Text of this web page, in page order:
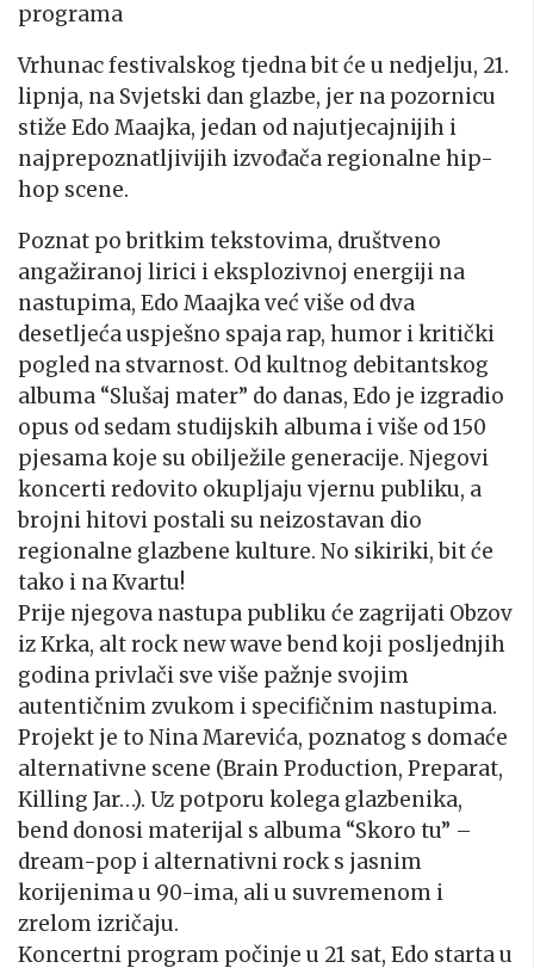
programa
Vrhunac festivalskog tjedna bit će u nedjelju, 21.
lipnja, na Svjetski dan glazbe, jer na pozornicu
stiže Edo Maajka, jedan od najutjecajnijih i
najprepoznatljivijih izvođača regionalne hip-
hop scene.
Poznat po britkim tekstovima, društveno
angažiranoj lirici i eksplozivnoj energiji na
nastupima, Edo Maajka već više od dva
desetljeća uspješno spaja rap, humor i kritički
pogled na stvarnost. Od kultnog debitantskog
albuma “Slušaj mater” do danas, Edo je izgradio
opus od sedam studijskih albuma i više od 150
pjesama koje su obilježile generacije. Njegovi
koncerti redovito okupljaju vjernu publiku, a
brojni hitovi postali su neizostavan dio
regionalne glazbene kulture. No sikiriki, bit će
tako i naKvartu!
Prije njegova nastupa publiku će zagrijati Obzov
iz Krka, alt rock new wave bend koji posljednjih
godina privlači sve više pažnje svojim
autentičnim zvukom i specifičnim nastupima.
Projekt je to Nina Marevića, poznatog s domaće
alternativne scene (Brain Production, Preparat,
Killing Jar…). Uz potporu kolega glazbenika,
bend donosi materijal s albuma “Skoro tu” –
dream-pop i alternativni rock s jasnim
korijenima u 90-ima, ali u suvremenom i
zrelom izričaju.
Koncertni program počinje u 21 sat, Edo starta u